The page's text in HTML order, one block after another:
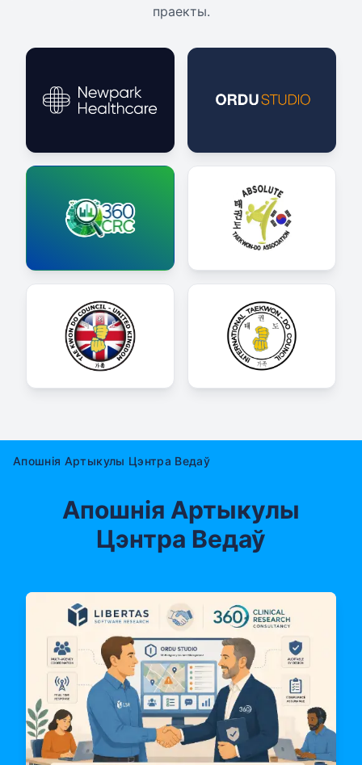
праекты.
Апошнія Артыкулы Цэнтра Ведаў
Апошнія Артыкулы
Цэнтра Ведаў